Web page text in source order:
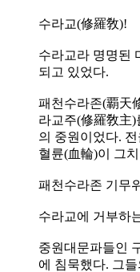
수라교(修羅敎)!
수라교라 명명된
되고 있었다.
패천수라존(覇天
라교주(修羅敎主
의 중원이었다.
혈륜(血輪)이 그
패천수라존 기무
수라교에 거부하
중원대문파들인
에 침묵했다. 그